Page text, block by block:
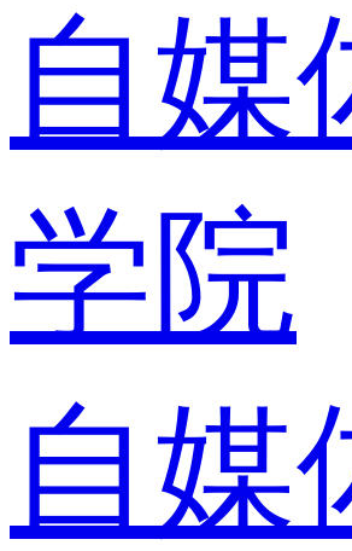
自媒
学院
自媒